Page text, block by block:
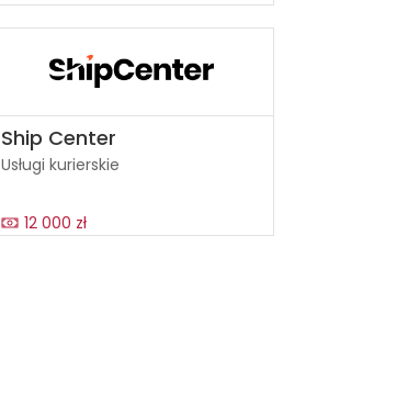
Ship Center
Usługi kurierskie
12 000 zł